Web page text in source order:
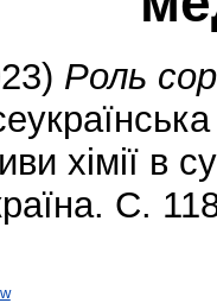
Роль
хімії в
С.